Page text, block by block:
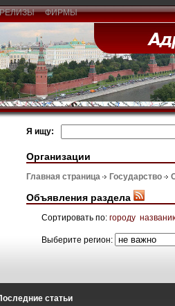
ФИРМЫ
Я ищу:
Организации
Главная страница Государство
Объявления раздела
Сортировать по: городу
Выберите регион:
статьи